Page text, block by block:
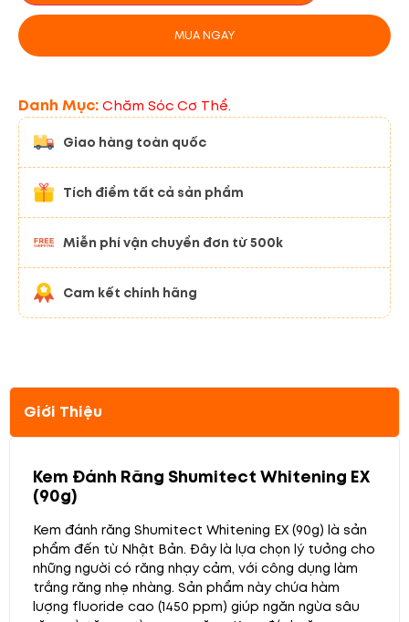
MUA NGAY
Danh Mục:Chăm Sóc Cơ Thể.
Giao hàng toàn quốc
Tích điểm tất cả sản phẩm
Miễn phí vận chuyển đơn từ 500k
Cam kết chính hãng
Giới Thiệu
Kem Đánh Răng Shumitect Whitening EX
(90g)
Kem đánh răng Shumitect Whitening EX (90g) là sản
phẩm đến từ Nhật Bản. Đây là lựa chọn lý tưởng cho
những người có răng nhạy cảm, với công dụng làm
trắng răng nhẹ nhàng. Sản phẩm này chứa hàm
lượng fluoride cao (1450 ppm) giúp ngăn ngừa sâu